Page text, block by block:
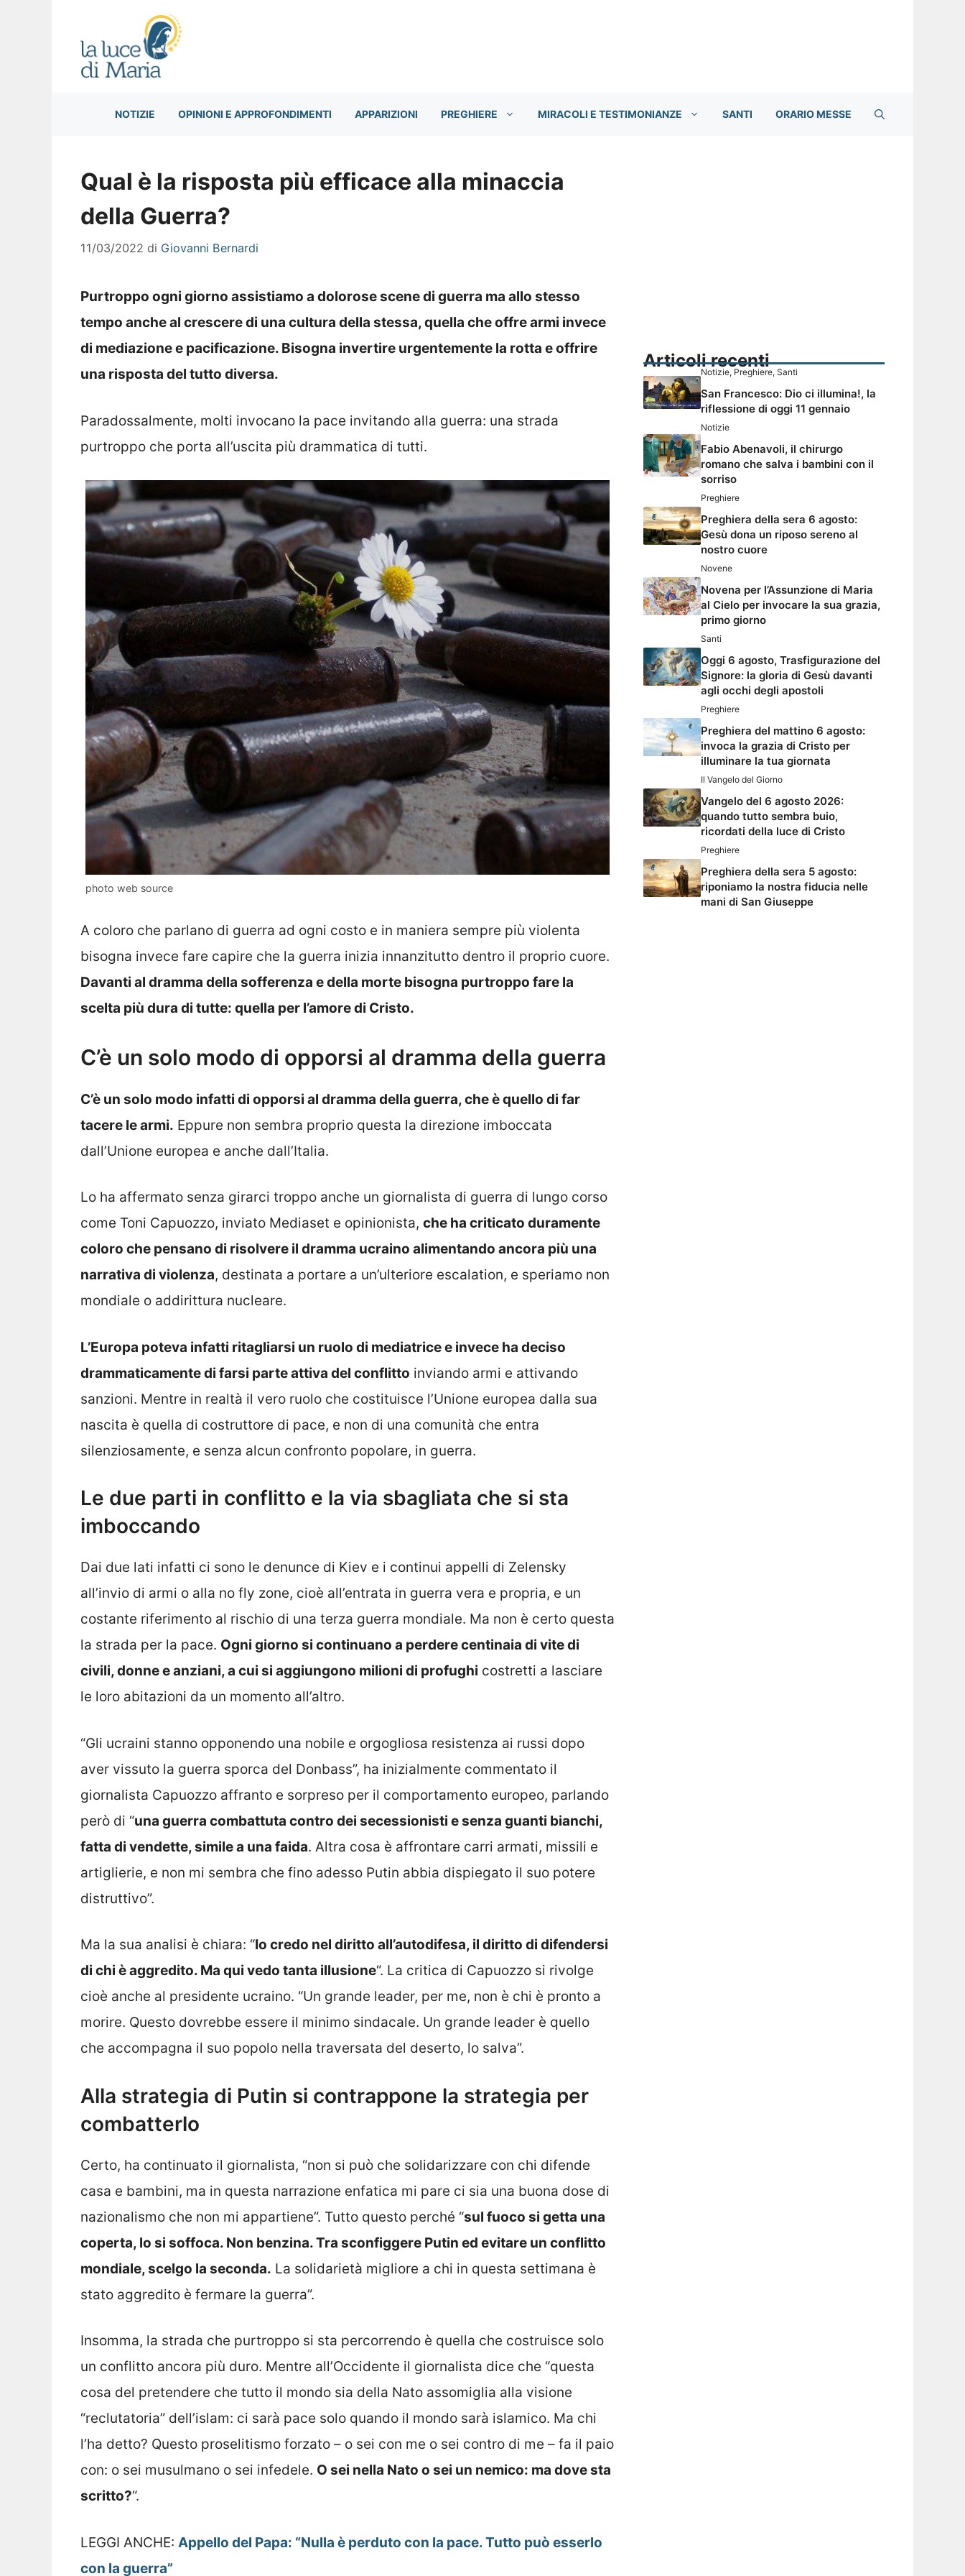
NOTIZIE OPINIONI E APPROFONDIMENTI APPARIZIONI PREGHIERE MIRACOLI E TESTIMONIANZE SANTI ORARIO MESSE
Qual è la risposta più efficace alla minaccia
della Guerra?
11/03/2022 di Giovanni Bernardi
Purtroppo ogni giorno assistiamo a dolorose scene di guerra ma allo stesso
tempo anche al crescere di una cultura della stessa, quella che offre armi invece
di mediazione e pacificazione. Bisogna invertire urgentemente la rotta e offrire
una risposta del tutto diversa.
Paradossalmente, molti invocano la pace invitando alla guerra: una strada
purtroppo che porta all’uscita più drammatica di tutti.
photo web source
A coloro che parlano di guerra ad ogni costo e in maniera sempre più violenta
bisogna invece fare capire che la guerra inizia innanzitutto dentro il proprio cuore.
Davanti al dramma della sofferenza e della morte bisogna purtroppo fare la
scelta più dura di tutte: quella per l’amore di Cristo.
C’è un solo modo di opporsi al dramma della guerra
C’è un solo modo infatti di opporsi al dramma della guerra, che è quello di far
tacere le armi. Eppure non sembra proprio questa la direzione imboccata
dall’Unione europea e anche dall’Italia.
Lo ha affermato senza girarci troppo anche un giornalista di guerra di lungo corso
come Toni Capuozzo, inviato Mediaset e opinionista, che ha criticato duramente
coloro che pensano di risolvere il dramma ucraino alimentando ancora più una
narrativa di violenza, destinata a portare a un’ulteriore escalation, e speriamo non
mondiale o addirittura nucleare.
L’Europa poteva infatti ritagliarsi un ruolo di mediatrice e invece ha deciso
drammaticamente di farsi parte attiva del conflitto inviando armi e attivando
sanzioni. Mentre in realtà il vero ruolo che costituisce l’Unione europea dalla sua
nascita è quella di costruttore di pace, e non di una comunità che entra
silenziosamente, e senza alcun confronto popolare, in guerra.
Le due parti in conflitto e la via sbagliata che si sta
imboccando
Dai due lati infatti ci sono le denunce di Kiev e i continui appelli di Zelensky
all’invio di armi o alla no fly zone, cioè all’entrata in guerra vera e propria, e un
costante riferimento al rischio di una terza guerra mondiale. Ma non è certo questa
la strada per la pace. Ogni giorno si continuano a perdere centinaia di vite di
civili, donne e anziani, a cui si aggiungono milioni di profughi costretti a lasciare
le loro abitazioni da un momento all’altro.
“Gli ucraini stanno opponendo una nobile e orgogliosa resistenza ai russi dopo
aver vissuto la guerra sporca del Donbass”, ha inizialmente commentato il
giornalista Capuozzo affranto e sorpreso per il comportamento europeo, parlando
però di “una guerra combattuta contro dei secessionisti e senza guanti bianchi,
fatta di vendette, simile a una faida. Altra cosa è affrontare carri armati, missili e
artiglierie, e non mi sembra che fino adesso Putin abbia dispiegato il suo potere
distruttivo”.
Ma la sua analisi è chiara: “Io credo nel diritto all’autodifesa, il diritto di difendersi
di chi è aggredito. Ma qui vedo tanta illusione“. La critica di Capuozzo si rivolge
cioè anche al presidente ucraino. “Un grande leader, per me, non è chi è pronto a
morire. Questo dovrebbe essere il minimo sindacale. Un grande leader è quello
che accompagna il suo popolo nella traversata del deserto, lo salva”.
Alla strategia di Putin si contrappone la strategia per
combatterlo
Certo, ha continuato il giornalista, “non si può che solidarizzare con chi difende
casa e bambini, ma in questa narrazione enfatica mi pare ci sia una buona dose di
nazionalismo che non mi appartiene”. Tutto questo perché “sul fuoco si getta una
coperta, lo si soffoca. Non benzina. Tra sconfiggere Putin ed evitare un conflitto
mondiale, scelgo la seconda. La solidarietà migliore a chi in questa settimana è
stato aggredito è fermare la guerra”.
Insomma, la strada che purtroppo si sta percorrendo è quella che costruisce solo
un conflitto ancora più duro. Mentre all’Occidente il giornalista dice che “questa
cosa del pretendere che tutto il mondo sia della Nato assomiglia alla visione
“reclutatoria” dell’islam: ci sarà pace solo quando il mondo sarà islamico. Ma chi
l’ha detto? Questo proselitismo forzato – o sei con me o sei contro di me – fa il paio
con: o sei musulmano o sei infedele. O sei nella Nato o sei un nemico: ma dove sta
scritto?“.
LEGGI ANCHE: Appello del Papa: “Nulla è perduto con la pace. Tutto può esserlo
con la guerra”
Articoli recenti
Notizie, Preghiere, Santi
San Francesco: Dio ci illumina!, la
riflessione di oggi 11 gennaio
Notizie
Fabio Abenavoli, il chirurgo
romano che salva i bambini con il
sorriso
Preghiere
Preghiera della sera 6 agosto:
Gesù dona un riposo sereno al
nostro cuore
Novene
Novena per l’Assunzione di Maria
al Cielo per invocare la sua grazia,
primo giorno
Santi
Oggi 6 agosto, Trasfigurazione del
Signore: la gloria di Gesù davanti
agli occhi degli apostoli
Preghiere
Preghiera del mattino 6 agosto:
invoca la grazia di Cristo per
illuminare la tua giornata
Il Vangelo del Giorno
Vangelo del 6 agosto 2026:
quando tutto sembra buio,
ricordati della luce di Cristo
Preghiere
Preghiera della sera 5 agosto:
riponiamo la nostra fiducia nelle
mani di San Giuseppe